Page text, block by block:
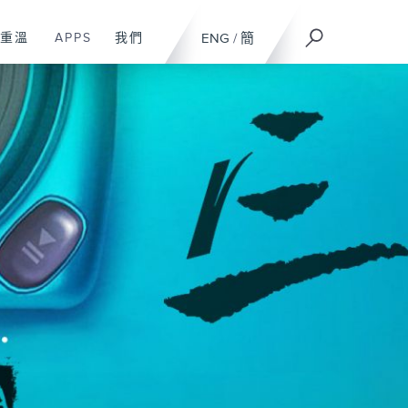
ENG / 簡
重溫 APPS 我們